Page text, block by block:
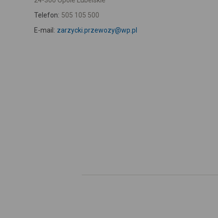
Telefon: 505 105 500
E-mail: zarzycki.przewozy@wp.pl